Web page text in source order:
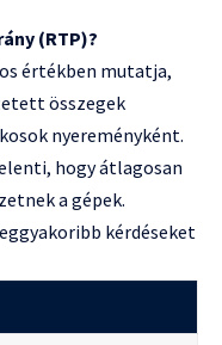
(RTP)?
értékben mutatja,
összegek
nyereményként.
hogy átlagosan
a gépek.
kérdéseket